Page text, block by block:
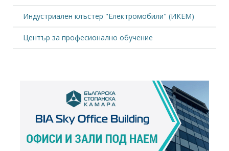
Индустриален клъстер "Електромобили" (ИКЕМ)
Център за професионално обучение